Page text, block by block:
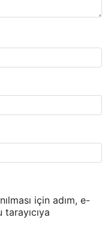
için adım, e-